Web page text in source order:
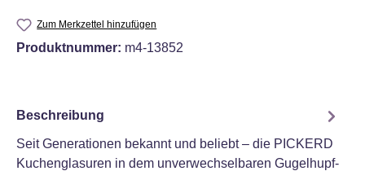
Zum Merkzettel hinzufügen
Produktnummer: m4-13852
Beschreibung
Seit Generationen bekannt und beliebt – die PICKERD
Kuchenglasuren in dem unverwechselbaren Gugelhupf-